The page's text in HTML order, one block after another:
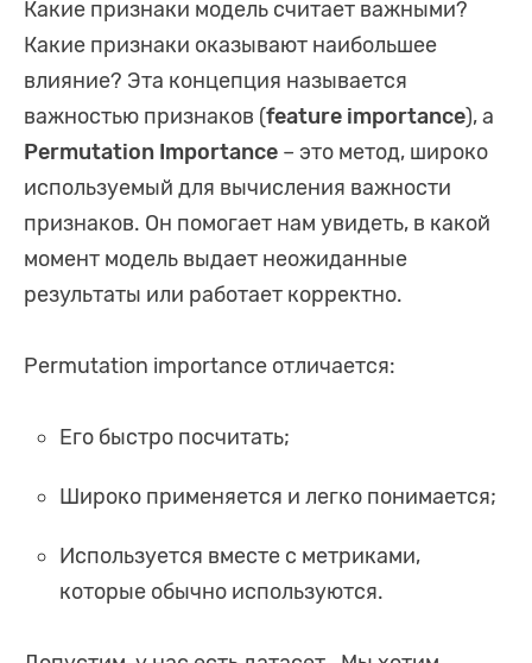
Какие признаки модель считает важными?
Какие признаки оказывают наибольшее
влияние? Эта концепция называется
важностью признаков (feature importance), а
Permutation Importance – это метод, широко
используемый для вычисления важности
признаков. Он помогает нам увидеть, в какой
момент модель выдает неожиданные
результаты или работает корректно.
Permutation importance отличается:
Его быстро посчитать;
Широко применяется и легко понимается;
Используется вместе с метриками,
которые обычно используются.